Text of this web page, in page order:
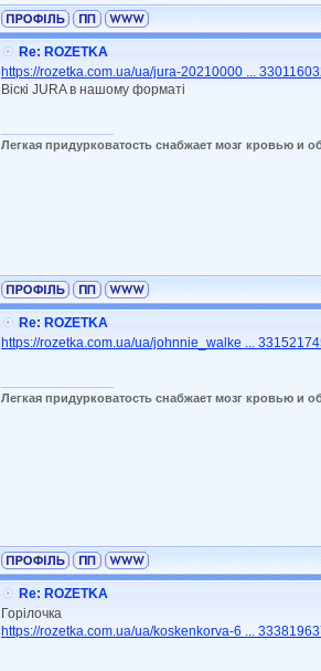
Re: ROZETKA
https://rozetka.com.ua/ua/jura-20210000 ...
Віскі JURA в нашому форматі
Легкая придурковатость снабжает мозг кровью и
Re: ROZETKA
https://rozetka.com.ua/ua/johnnie_walke ...
Легкая придурковатость снабжает мозг кровью и
Re: ROZETKA
Горілочка
https://rozetka.com.ua/ua/koskenkorva-6 ...